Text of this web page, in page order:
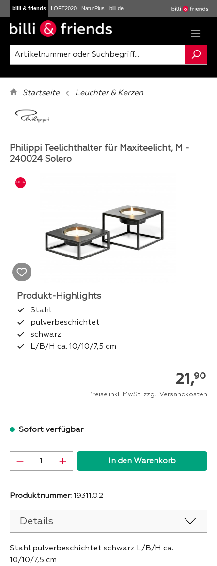
Zum Hauptinhalt springen
billi & friends LOFT2020 NaturPlus billi.de
Startseite Leuchter & Kerzen
Bildergalerie überspringen
Philippi Teelichthalter für Maxiteelicht, M -
240024 Solero
Stahl
pulverbeschichtet
schwarz
L/B/H ca. 10/10/7,5 cm
21,90
Preise inkl. MwSt. zzgl. Versandkosten
Sofort verfügbar
Produkt Anzahl: Gib den gewünschten
In den Warenkorb
Produktnummer: 19311.0.2
Details
Stahl pulverbeschichtet schwarz L/B/H ca.
10/10/7,5 cm